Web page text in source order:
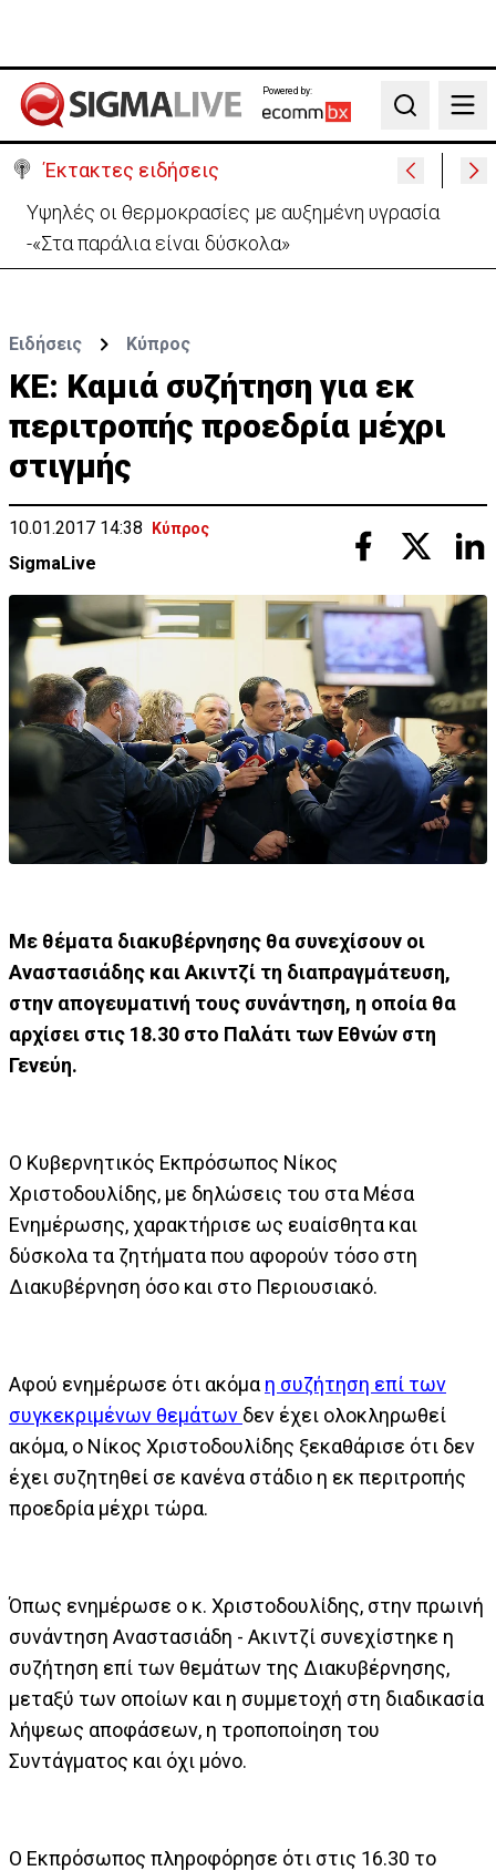
Powered by:
Search
Έκτακτες ειδήσεις
Υψηλές οι θερμοκρασίες με αυξημένη υγρασία
-«Στα παράλια είναι δύσκολα»
Ειδήσεις Κύπρος
ΚΕ: Καμιά συζήτηση για εκ
περιτροπής προεδρία μέχρι
στιγμής
10.01.2017 14:38 Κύπρος
SigmaLive
Με θέματα διακυβέρνησης θα συνεχίσουν οι
Αναστασιάδης και Ακιντζί τη διαπραγμάτευση,
στην απογευματινή τους συνάντηση, η οποία θα
αρχίσει στις 18.30 στο Παλάτι των Εθνών στη
Γενεύη.
Ο Κυβερνητικός Εκπρόσωπος Νίκος
Χριστοδουλίδης, με δηλώσεις του στα Μέσα
Ενημέρωσης, χαρακτήρισε ως ευαίσθητα και
δύσκολα τα ζητήματα που αφορούν τόσο στη
Διακυβέρνηση όσο και στο Περιουσιακό.
Αφού ενημέρωσε ότι ακόμα η συζήτηση επί των
συγκεκριμένων θεμάτων δεν έχει ολοκληρωθεί
ακόμα, ο Νίκος Χριστοδουλίδης ξεκαθάρισε ότι δεν
έχει συζητηθεί σε κανένα στάδιο η εκ περιτροπής
προεδρία μέχρι τώρα.
Όπως ενημέρωσε ο κ. Χριστοδουλίδης, στην πρωινή
συνάντηση Αναστασιάδη - Ακιντζί συνεχίστηκε η
συζήτηση επί των θεμάτων της Διακυβέρνησης,
μεταξύ των οποίων και η συμμετοχή στη διαδικασία
λήψεως αποφάσεων, η τροποποίηση του
Συντάγματος και όχι μόνο.
Ο Εκπρόσωπος πληροφόρησε ότι στις 16.30 το